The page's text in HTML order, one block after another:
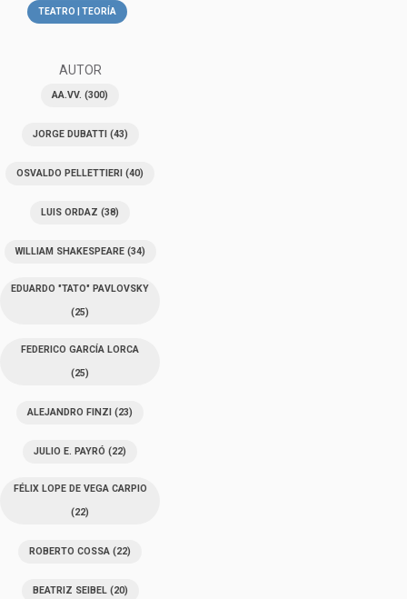
TEATRO | TEORÍA
AUTOR
AA.VV. (300)
JORGE DUBATTI(43)
OSVALDO PELLETTIERI (40)
LUIS ORDAZ (38)
WILLIAM SHAKESPEARE(34)
EDUARDO "TATO" PAVLOVSKY
(25)
FEDERICO GARCÍA LORCA
(25)
ALEJANDRO FINZI (23)
JULIO E. PAYRÓ (22)
FÉLIX LOPE DE VEGA CARPIO
(22)
ROBERTO COSSA (22)
BEATRIZ SEIBEL(20)